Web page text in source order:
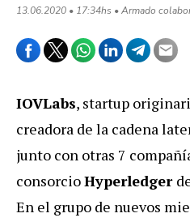
13.06.2020 • 17:34hs • Armado
IOVLabs, startup
creadora de la cadena
junto con otras 7
consorcioHyperledger
En el grupo de nuevos